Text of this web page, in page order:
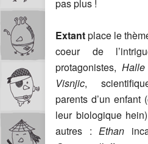
pas plus !
Extantplace le
coeur de
protagonistes,
Visnjic,
parents d’un enfant
leur biologique
autres :Ethan